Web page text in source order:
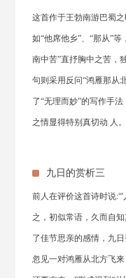
这首作于王勃南游巴蜀
如“他席他乡”、“那从”
南中苦”直抒胸中之苦，
句则采用反问“鸿雁那从
了“无理而妙”的写作手
之情显得特别真切动 人。
九日的赏析三
前人在评价这首诗时说
之，初似常语，久而自
了佳节思亲的感情，九
忽见一对鸿雁从北方飞